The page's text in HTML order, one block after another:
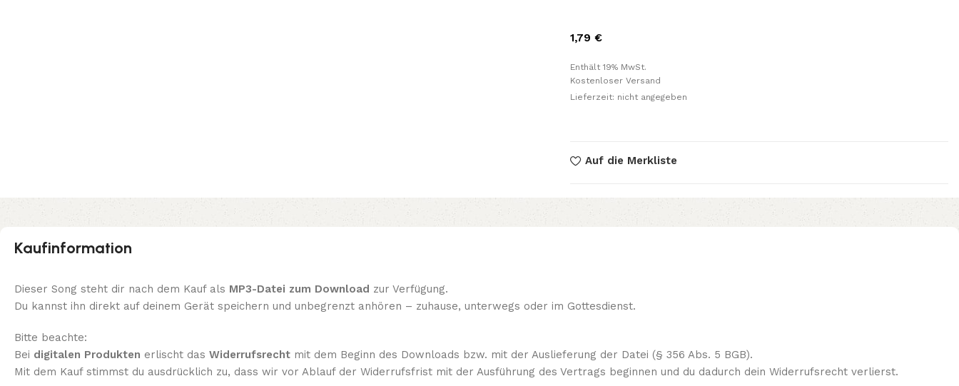
1,79 €
Enthält 19% MwSt.
Kostenloser Versand
Lieferzeit: nicht angegeben
Auf die Merkliste
Kaufinformation
Dieser Song steht dir nach dem Kauf als MP3-Datei zum Download zur Verfügung.
Du kannst ihn direkt auf deinem Gerät speichern und unbegrenzt anhören – zuhause, unterwegs oder im Gottesdienst.
Bitte beachte:
Bei digitalen Produkten erlischt das Widerrufsrecht mit dem Beginn des Downloads bzw. mit der Auslieferung der Datei (§ 356 Abs. 5 BGB).
Mit dem Kauf stimmst du ausdrücklich zu, dass wir vor Ablauf der Widerrufsfrist mit der Ausführung des Vertrags beginnen und du dadurch dein Widerrufsrecht verlierst.